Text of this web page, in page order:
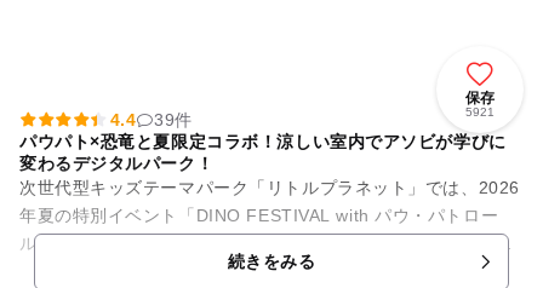
保存
5921
4.4
39件
パウパト×恐竜と夏限定コラボ！涼しい室内でアソビが学びに
変わるデジタルパーク！
次世代型キッズテーマパーク「リトルプラネット」では、2026
年夏の特別イベント「DINO FESTIVAL with パウ・パトロー
ル」を開催中！映画公開を記念した、今しか楽しめない大迫力
続きをみる